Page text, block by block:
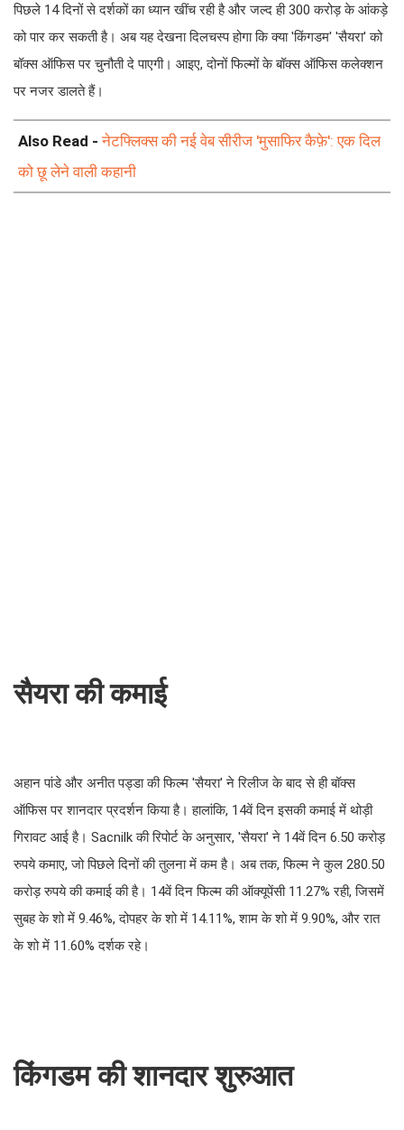
पिछले 14 दिनों से दर्शकों का ध्यान खींच रही है और जल्द ही 300 करोड़ के आंकड़े
को पार कर सकती है। अब यह देखना दिलचस्प होगा कि क्या 'किंगडम' 'सैयरा' को
बॉक्स ऑफिस पर चुनौती दे पाएगी। आइए, दोनों फिल्मों के बॉक्स ऑफिस कलेक्शन
पर नजर डालते हैं।
Also Read -नेटफ्लिक्स की नई वेब सीरीज 'मुसाफिर कैफ़े': एक दिल
को छू लेने वाली कहानी
सैयरा की कमाई
अहान पांडे और अनीत पड्डा की फिल्म 'सैयरा' ने रिलीज के बाद से ही बॉक्स
ऑफिस पर शानदार प्रदर्शन किया है। हालांकि, 14वें दिन इसकी कमाई में थोड़ी
गिरावट आई है। Sacnilk की रिपोर्ट के अनुसार, 'सैयरा' ने 14वें दिन 6.50 करोड़
रुपये कमाए, जो पिछले दिनों की तुलना में कम है। अब तक, फिल्म ने कुल 280.50
करोड़ रुपये की कमाई की है। 14वें दिन फिल्म की ऑक्यूपेंसी 11.27% रही, जिसमें
सुबह के शो में 9.46%, दोपहर के शो में 14.11%, शाम के शो में 9.90%, और रात
के शो में 11.60% दर्शक रहे।
किंगडम की शानदार शुरुआत